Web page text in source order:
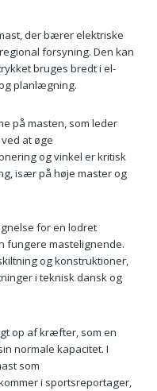
der bærer elektriske
forsyning. Den kan
bruges bredt i el-
planlægning.
på masten, som leder
at øge
og vinkel er kritisk
især på høje master og
for en lodret
fungere mastelignende.
og konstruktioner,
i teknisk dansk og
op af kræfter, som en
normale kapacitet. I
som
i sportsreportager,